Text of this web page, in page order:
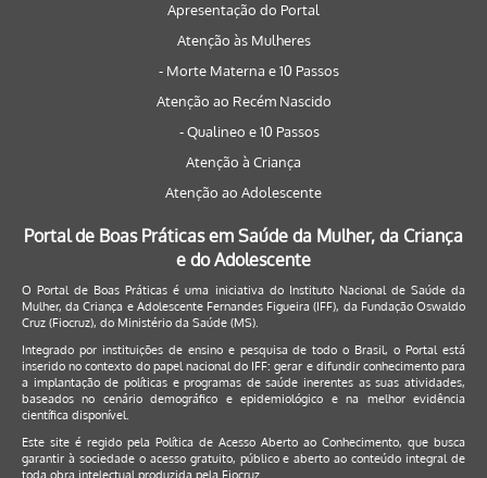
Apresentação do Portal
Atenção às Mulheres
- Morte Materna e 10 Passos
Atenção ao Recém Nascido
- Qualineo e 10 Passos
Atenção à Criança
Atenção ao Adolescente
Portal de Boas Práticas em Saúde da Mulher, da Criança
e do Adolescente
O Portal de Boas Práticas é uma iniciativa do Instituto Nacional de Saúde da
Mulher, da Criança e Adolescente Fernandes Figueira (IFF), da Fundação Oswaldo
Cruz (Fiocruz), do Ministério da Saúde (MS).
Integrado por instituições de ensino e pesquisa de todo o Brasil, o Portal está
inserido no contexto do papel nacional do IFF: gerar e difundir conhecimento para
a implantação de políticas e programas de saúde inerentes as suas atividades,
baseados no cenário demográfico e epidemiológico e na melhor evidência
científica disponível.
Este site é regido pela Política de Acesso Aberto ao Conhecimento, que busca
garantir à sociedade o acesso gratuito, público e aberto ao conteúdo integral de
toda obra intelectual produzida pela Fiocruz.